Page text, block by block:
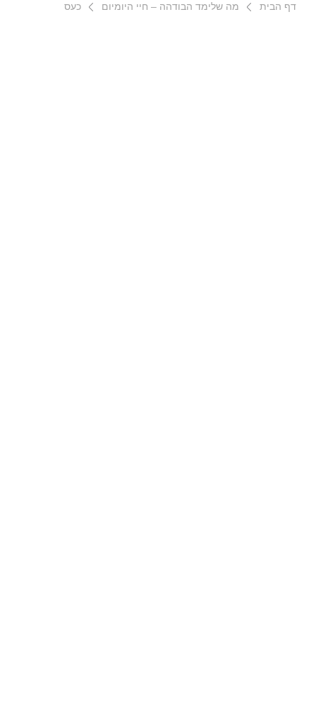
דף הבית מה שלימד הבודהה – חיי היומיום כעס